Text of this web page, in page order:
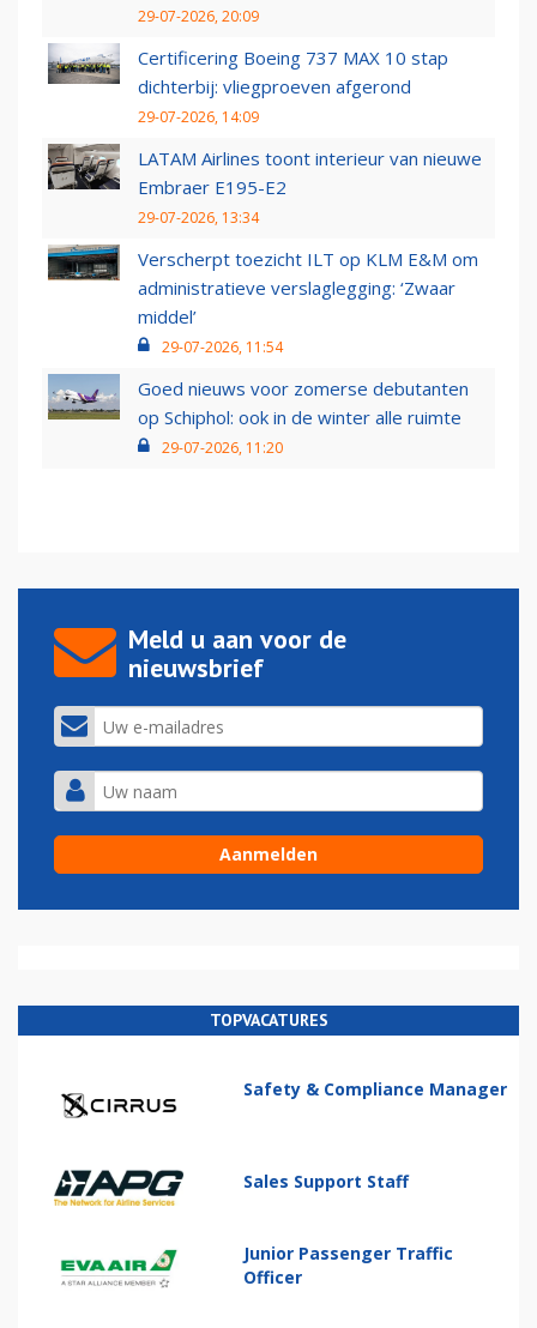
29-07-2026, 20:09
Certificering Boeing 737 MAX 10 stap
dichterbij: vliegproeven afgerond
29-07-2026, 14:09
LATAM Airlines toont interieur van nieuwe
Embraer E195-E2
29-07-2026, 13:34
Verscherpt toezicht ILT op KLM E&M om
administratieve verslaglegging: ‘Zwaar
middel’
29-07-2026, 11:54
Goed nieuws voor zomerse debutanten
op Schiphol: ook in de winter alle ruimte
29-07-2026, 11:20
Meld u aan voor de
nieuwsbrief
TOPVACATURES
Safety & Compliance Manager
Sales Support Staff
Junior Passenger Traffic
Officer